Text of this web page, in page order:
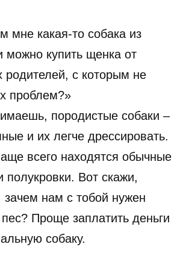
мне какая-то собака из
можно купить щенка от
родителей, с которым не
проблем?»
породистые собаки –
и их легче дрессировать.
всего находятся обычные
полукровки. Вот скажи,
зачем нам с тобой нужен
Проще заплатить деньги
собаку.